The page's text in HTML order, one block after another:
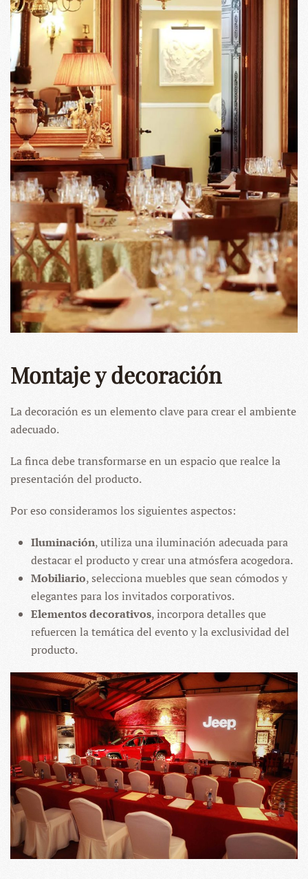
Montaje y decoración
La decoración es un elemento clave para crear el ambiente
adecuado.
La finca debe transformarse en un espacio que realce la
presentación del producto.
Por eso consideramos los siguientes aspectos:
Iluminación, utiliza una iluminación adecuada para
destacar el producto y crear una atmósfera acogedora.
Mobiliario, selecciona muebles que sean cómodos y
elegantes para los invitados corporativos.
Elementos decorativos, incorpora detalles que
refuercen la temática del evento y la exclusividad del
producto.